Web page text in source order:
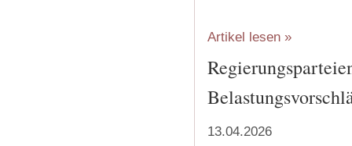
Artikel lesen »
13.04.2026